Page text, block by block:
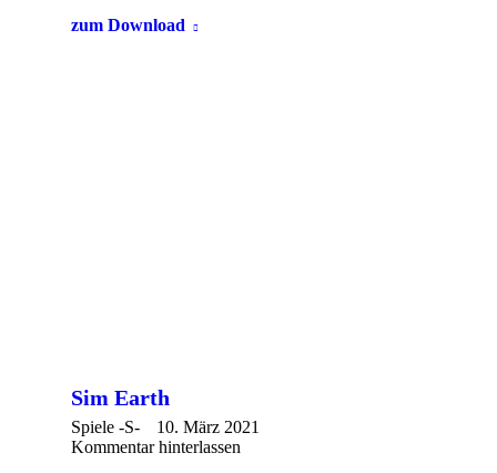
zum Download
Sim Earth
Spiele -S-
10. März 2021
Kommentar hinterlassen